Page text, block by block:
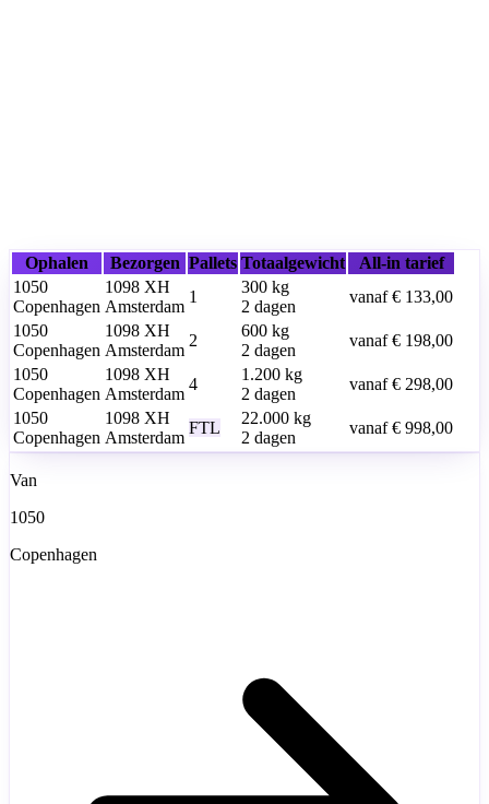
Ophalen Bezorgen Pallets Totaalgewicht
All-in tarief
1050
Copenhagen
1098 XH
Amsterdam
1
300 kg
2 dagen
vanaf€ 133,00
1050
Copenhagen
1098 XH
Amsterdam
2
600 kg
2 dagen
vanaf€ 198,00
1050
Copenhagen
1098 XH
Amsterdam
4
1.200 kg
2 dagen
vanaf€ 298,00
1050
Copenhagen
1098 XH
Amsterdam
FTL
22.000 kg
2 dagen
vanaf€ 998,00
Van
1050
Copenhagen